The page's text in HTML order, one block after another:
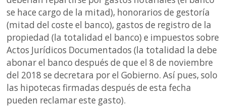
se hace cargo de la mitad), honorarios de gestoría
(mitad del coste el banco), gastos de registro de la
propiedad (la totalidad el banco) e impuestos sobre
Actos Jurídicos Documentados (la totalidad la debe
abonar el banco después de que el 8 de noviembre
del 2018 se decretara por el Gobierno. Así pues, solo
las hipotecas firmadas después de esta fecha
pueden reclamar este gasto).